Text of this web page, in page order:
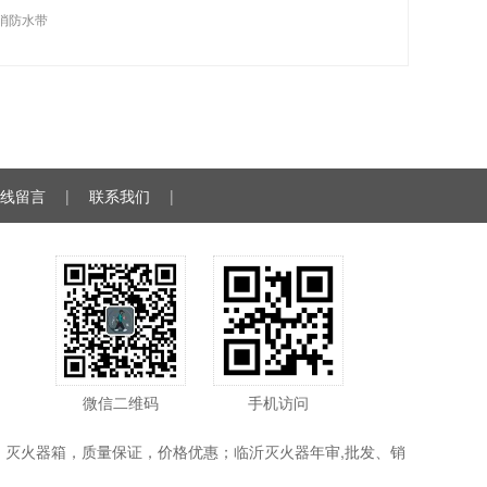
防水带
留言 | 联系我们 |
微信二维码 手机访问
火器箱，质量保证，价格优惠；临沂灭火器年审,批发、销